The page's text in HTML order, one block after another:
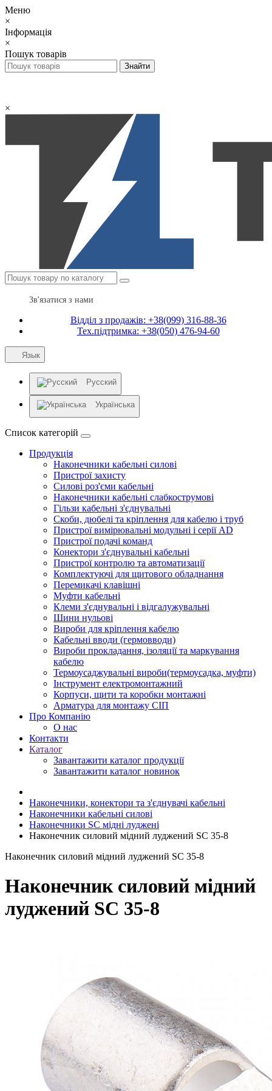
Меню
×
Інформація
×
Пошук товарів
×
Зв'язатися з нами
Відділ з продажів: +38(099) 316-88-36
Тех.підтримка: +38(050) 476-94-60
Язык
Русский
Українська
Список категорій
Продукція
Наконечники кабельні силові
Пристрої захисту
Силові роз'єми кабельні
Наконечники кабельні слабкострумові
Гільзи кабельні з'єднувальні
Скоби, дюбелі та кріплення для кабелю і труб
Пристрої вимірювальні модульні і серії AD
Пристрої подачі команд
Конектори з'єднувальні кабельні
Пристрої контролю та автоматизації
Комплектуючі для щитового обладнання
Перемикачі клавішні
Муфти кабельні
Клеми з'єднувальні і відгалужувальні
Шини нульові
Вироби для кріплення кабелю
Кабельні вводи (гермовводи)
Вироби прокладання, iзоляції та маркування
кабелю
Термоусаджувальні вироби(термоусадка, муфти)
Інструмент електромонтажний
Корпуси, щити та коробки монтажні
Арматура для монтажу СІП
Про Компанію
О нас
Контакти
Каталог
Завантажити каталог продукції
Завантажити каталог новинок
Наконечники, конектори та з'єднувачі кабельні
Наконечники кабельні силові
Наконечники SC мідні луджені
Наконечник силовий мідний луджений SC 35-8
Наконечник силовий мідний луджений SC 35-8
Наконечник силовий мідний
луджений SC 35-8